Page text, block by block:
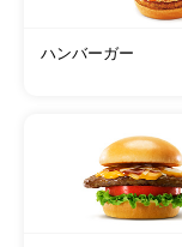
ハンバーガー